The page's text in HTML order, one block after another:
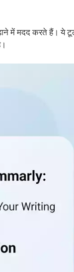
में मदद करते हैं। ये